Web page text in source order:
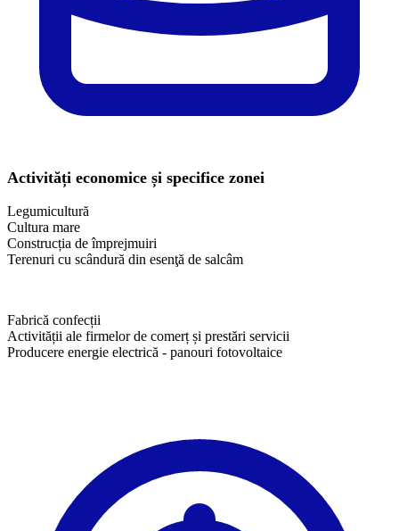
Activități economice și specifice zonei
Legumicultură
Cultura mare
Construcția de împrejmuiri
Terenuri cu scândură din esenţă de salcâm
Fabrică confecții
Activității ale firmelor de comerț și prestări servicii
Producere energie electrică - panouri fotovoltaice